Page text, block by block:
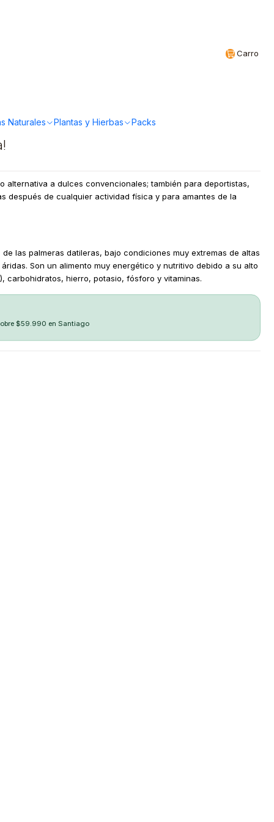
Carro
Naturales Plantas y Hierbas Packs
alternativa a dulces convencionales; también para deportistas,
después de cualquier actividad física y para amantes de la
las palmeras datileras, bajo condiciones muy extremas de altas
Son un alimento muy energético y nutritivo debido a su alto
carbohidratos, hierro, potasio, fósforo y vitaminas.
$59.990 en Santiago